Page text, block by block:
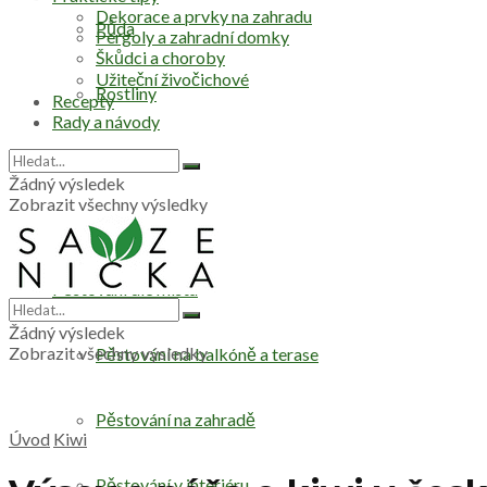
Půda
Rostliny
Zelenina
Pěstování dle místa
Pěstování na balkóně a terase
Pěstování na zahradě
Dekorace a prvky na zahradu
Pergoly a zahradní domky
Škůdci a choroby
Užiteční živočichové
Recepty
Rady a návody
Žádný výsledek
Zobrazit všechny výsledky
Žádný výsledek
Zobrazit všechny výsledky
Úvod Kiwi